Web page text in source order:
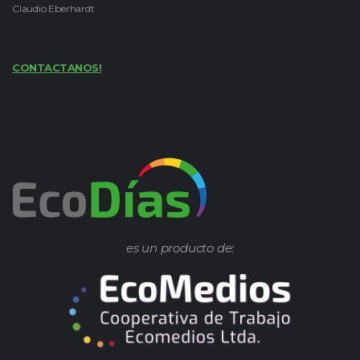
Claudio Eberhardt
CONTACTANOS!
es un producto de: